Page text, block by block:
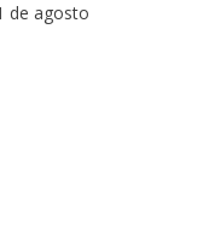
de agosto